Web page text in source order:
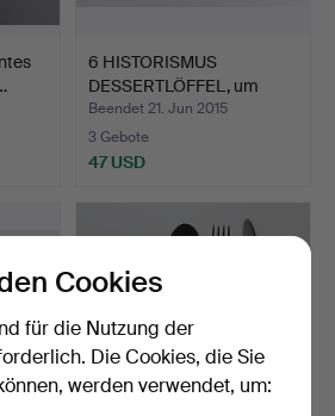
6 HISTORISMUS
DESSERTLÖFFEL, um
1890.
Beendet 21. Jun 2015
3 Gebote
47 USD
Cookies
für die Nutzung der
Die Cookies, die Sie
werden verwendet, um: